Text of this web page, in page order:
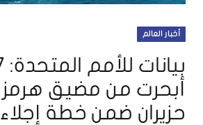
أخبار العالم
حزيران ضمن خطة إجلاء